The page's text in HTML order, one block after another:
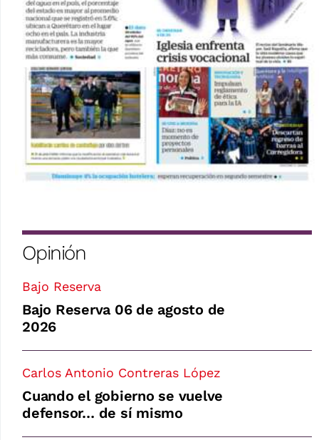
Opinión
Bajo Reserva
Bajo Reserva 06 de agosto de
2026
Carlos Antonio Contreras López
Cuando el gobierno se vuelve
defensor… de sí mismo